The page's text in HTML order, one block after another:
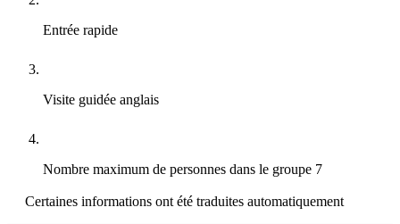
Entrée rapide
Visite guidée anglais
Nombre maximum de personnes dans le groupe 7
Certaines informations ont été traduites automatiquement